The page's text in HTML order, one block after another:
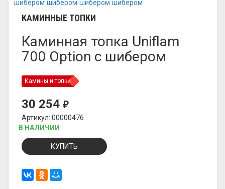
КАМИННЫЕ ТОПКИ
Каминная топка Uniflam
700 Option с шибером
Камины и топки
30 254 ₽
Артикул: 00000476
В НАЛИЧИИ
КУПИТЬ